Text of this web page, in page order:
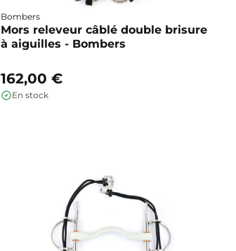
Bombers
Mors releveur câblé double brisure
à aiguilles - Bombers
162,00 €
En stock